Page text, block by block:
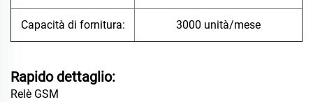
Capacità di fornitura: 3000 unità/mese
Rapido dettaglio:
Relè GSM